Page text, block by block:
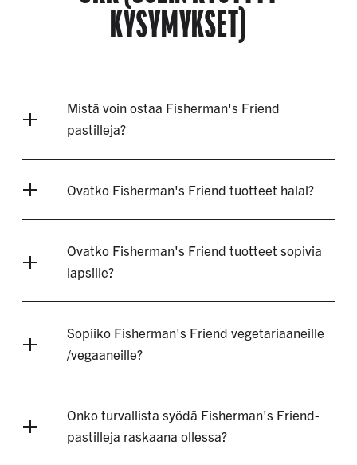
KYSYMYKSET)
Mistä voin ostaa Fisherman's Friend
pastilleja?
Ovatko Fisherman's Friend tuotteet halal?
Ovatko Fisherman's Friend tuotteet sopivia
lapsille?
Sopiiko Fisherman's Friend vegetariaaneille
/vegaaneille?
Onko turvallista syödä Fisherman's Friend-
pastilleja raskaana ollessa?